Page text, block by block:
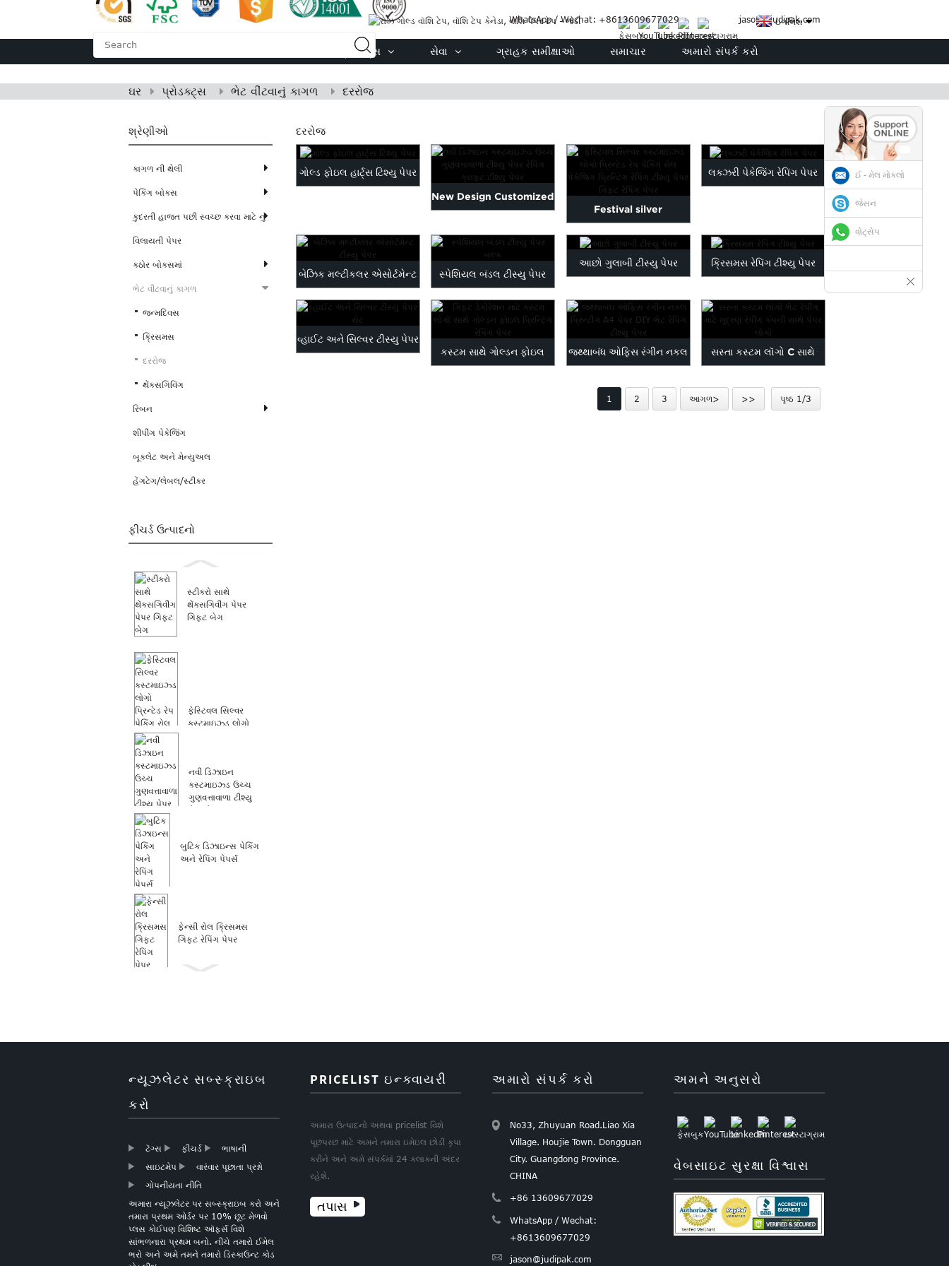
WhatsApp / Wechat: +8613609677029 jason@judipak.com
ઇંગલિશ
પ્રોડક્ટ્સ સેવા ગ્રાહક સમીક્ષાઓ સમાચાર અમારો સંપર્ક કરો
ઘર પ્રોડક્ટ્સ ભેટ વીંટવાનું કાગળ દરરોજ
શ્રેણીઓ
કાગળ ની થેલી
પેકિંગ બોક્સ
કુદરતી હાજત પછી સ્વચ્છ કરવા માટે નું
વિલાયતી પેપર
કઠોર બોક્સમાં
ભેટ વીંટવાનું કાગળ
જન્મદિવસ
ક્રિસમસ
દરરોજ
થેંક્સગિવિંગ
રિબન
શીપીંગ પેકેજિંગ
બૂકલેટ અને મેન્યુઅલ
હેંગટેગ/લેબલ/સ્ટીકર
ફીચર્ડ ઉત્પાદનો
સ્ટીકરો સાથે
થેંક્સગિવીંગ પેપર
ગિફ્ટ બેગ
ફેસ્ટિવલ સિલ્વર
કસ્ટમાઇઝ્ડ લોગો
નવી ડિઝાઇન
કસ્ટમાઇઝ્ડ ઉચ્ચ
ગુણવત્તાવાળા ટીશ્યુ
બુટિક ડિઝાઇન્સ પેકિંગ
અને રેપિંગ પેપર્સ
ફેન્સી રોલ ક્રિસમસ
ગિફ્ટ રેપિંગ પેપર
બુટિક ક્રિસમસ ગિફ્ટ
ગોલ્ડ ફોઇલ હાર્ટ્સ ટિશ્યુ
આછો ગુલાબી ટીસ્યુ પેપર
દરરોજ
ગોલ્ડ ફોઇલ હાર્ટ્સ ટિશ્યુ પેપર
New Design Customized
Festival silver
customized logo printed
wrap pa...
લક્ઝરી પેકેજિંગ રેપિંગ પેપર
બેઝિક મલ્ટીકલર એસોર્ટમેન્ટ
ટીસ્યુ પેપર
સ્પેશિયલ બંડલ ટીસ્યુ પેપર
બલ્ક
આછો ગુલાબી ટીસ્યુ પેપર ક્રિસમસ રેપિંગ ટીશ્યુ પેપર
વ્હાઈટ અને સિલ્વર ટીસ્યુ પેપર
કસ્ટમ સાથે ગોલ્ડન ફોઇલ જથ્થાબંધ ઓફિસ રંગીન નકલ સસ્તા કસ્ટમ લૉગો C સાથે
1 2 3 આગળ> >> પૃષ્ઠ 1/3
ન્યૂઝલેટર સબ્સ્ક્રાઇબ
કરો
ટૅગ્સ ફીચર્ડ
ભાષાની
સાઇટમેપ
વારંવાર પૂછાતા પ્રશ્નો
ગોપનીયતા નીતિ
અમારા ન્યૂઝલેટર પર સબ્સ્ક્રાઇબ કરો અને
તમારા પ્રથમ ઓર્ડર પર 10% છૂટ મેળવો
પ્લસ કોઈપણ વિશિષ્ટ ઑફર્સ વિશે
સાંભળનારા પ્રથમ બનો. નીચે તમારો ઈમેલ
ભરો અને અમે તમને તમારો ડિસ્કાઉન્ટ કોડ
PRICELIST ઇન્ક્વાયરી
અમારા ઉત્પાદનો અથવા pricelist વિશે
પૂછપરછ માટે અમને તમારા ઇમેઇલ છોડી કૃપા
કરીને અને અમે સંપર્કમાં 24 કલાકની અંદર
રહેશે.
તપાસ
અમારો સંપર્ક કરો
No33, Zhuyuan Road.Liao Xia
Village. Houjie Town. Dongguan
City. Guangdong Province.
CHINA
+86 13609677029
WhatsApp / Wechat:
+8613609677029
jason@judipak.com
અમને અનુસરો
વેબસાઇટ સુરક્ષા વિશ્વાસ
ઈ - મેલ મોકલો
જેસન
વોટ્સેપ